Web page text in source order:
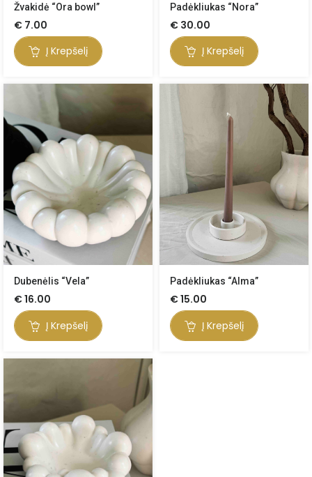
Žvakidė “Ora bowl”
€ 7.00
Į Krepšelį
Padėkliukas “Nora”
€ 30.00
Į Krepšelį
Dubenėlis “Vela”
€16.00
Į Krepšelį
Padėkliukas “Alma”
€15.00
Į Krepšelį